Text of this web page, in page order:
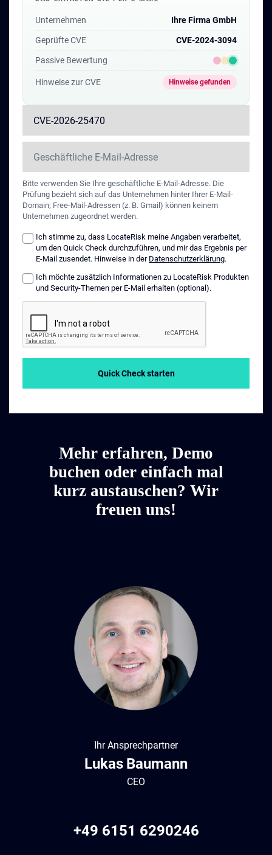
eingesetzt werden.
Unternehmen Ihre Firma GmbH
Geprüfte CVE CVE-2024-3094
Passive Bewertung
Hinweise zur CVE Hinweise gefunden
Bitte verwenden Sie Ihre geschäftliche E-Mail-Adresse. Die
Prüfung bezieht sich auf das Unternehmen hinter Ihrer E-Mail-
Domain; Free-Mail-Adressen (z. B. Gmail) können keinem
Unternehmen zugeordnet werden.
Ich stimme zu, dass LocateRisk meine Angaben verarbeitet,
um den Quick Check durchzuführen, und mir das Ergebnis per
E-Mail zusendet. Hinweise in der Datenschutzerklärung.
Ich möchte zusätzlich Informationen zu LocateRisk Produkten
und Security-Themen per E-Mail erhalten (optional).
Quick Check starten
Mehr erfahren, Demo
buchen oder einfach mal
kurz austauschen? Wir
freuen uns!
Ihr Ansprechpartner
Lukas Baumann
CEO
+49 6151 6290246